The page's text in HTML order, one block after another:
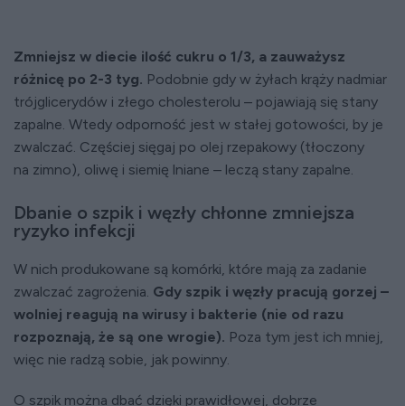
Zmniejsz w diecie ilość cukru o 1/3, a zauważysz
różnicę po 2-3 tyg. Podobnie gdy w żyłach krąży nadmiar
trójglicerydów i złego cholesterolu – pojawiają się stany
zapalne. Wtedy odporność jest w stałej gotowości, by je
zwalczać. Częściej sięgaj po olej rzepakowy (tłoczony
na zimno), oliwę i siemię lniane – leczą stany zapalne.
Dbanie o szpik i węzły chłonne zmniejsza
ryzyko infekcji
W nich produkowane są komórki, które mają za zadanie
zwalczać zagrożenia. Gdy szpik i węzły pracują gorzej –
wolniej reagują na wirusy i bakterie (nie od razu
rozpoznają, że są one wrogie). Poza tym jest ich mniej,
więc nie radzą sobie, jak powinny.
O szpik można dbać dzięki prawidłowej, dobrze